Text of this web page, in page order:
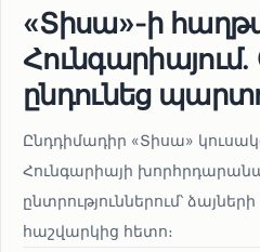
«Տիսա»-ի
ընդունեց
Ընդդիմադիր «Տիսա»
Հունգարիայի
ընտրություններում՝
հաշվարկից հետո։